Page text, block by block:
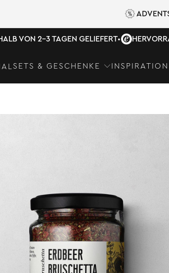
VON 2-3 TAGEN GELIEFERT•
SETS & GESCHENKE INSPIRATION